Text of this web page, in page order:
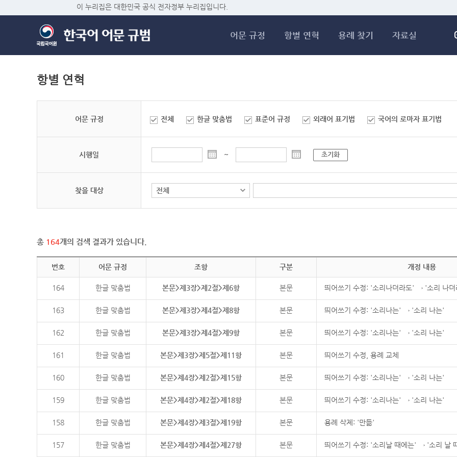
이 누리집은 대한민국 공식 전자정부 누리집입니다.
어문 규정 항별 연혁 용례 찾기 자료실
항별 연혁
어문 규정 전체 한글 맞춤법 표준어 규정 외래어 표기법 국어의 로마자 표기법
시행일 ~ 초기화
찾을 대상
총 164개의 검색 결과가 있습니다.
번호 어문 규정 조항 구분 개정 내용
164 한글 맞춤법 본문>제3장>제2절>제6항 본문 띄어쓰기 수정: '소리나더라도' → '소리 나더
163 한글 맞춤법 본문>제3장>제4절>제8항 본문 띄어쓰기 수정: '소리나는' → '소리 나는'
162 한글 맞춤법 본문>제3장>제4절>제9항 본문 띄어쓰기 수정: '소리나는' → '소리 나는'
161 한글 맞춤법 본문>제3장>제5절>제11항 본문 띄어쓰기 수정, 용례 교체
160 한글 맞춤법 본문>제4장>제2절>제15항 본문 띄어쓰기 수정: '소리나는' → '소리 나는'
159 한글 맞춤법 본문>제4장>제2절>제18항 본문 띄어쓰기 수정: '소리나는' → '소리 나는'
158 한글 맞춤법 본문>제4장>제3절>제19항 본문 용례 삭제: '만듦'
157 한글 맞춤법 본문>제4장>제4절>제27항 본문 띄어쓰기 수정: '소리날 때에는' → '소리 날